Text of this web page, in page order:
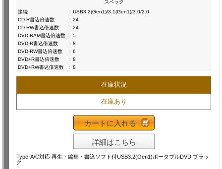
スペック
接続
:
USB3.2(Gen1)/3.1(Gen1)/3.0/2.0
CD-R書込倍速数
:
24
CD-RW書込倍速数
:
24
DVD-RAM書込倍速数 :
5
DVD-R書込倍速数
:
8
DVD-RW書込倍速数
:
6
DVD+R書込倍速数
:
8
DVD+RW書込倍速数
: 8
在庫状況
在庫あり
カートに入れる
詳細はこちら
Type-A/C対応 再生・編集・書込ソフト付USB3.2(Gen1)ポータブルDVD ブラッ
ク